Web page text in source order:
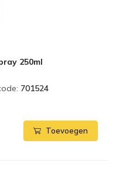
250ml
701524
Toevoegen